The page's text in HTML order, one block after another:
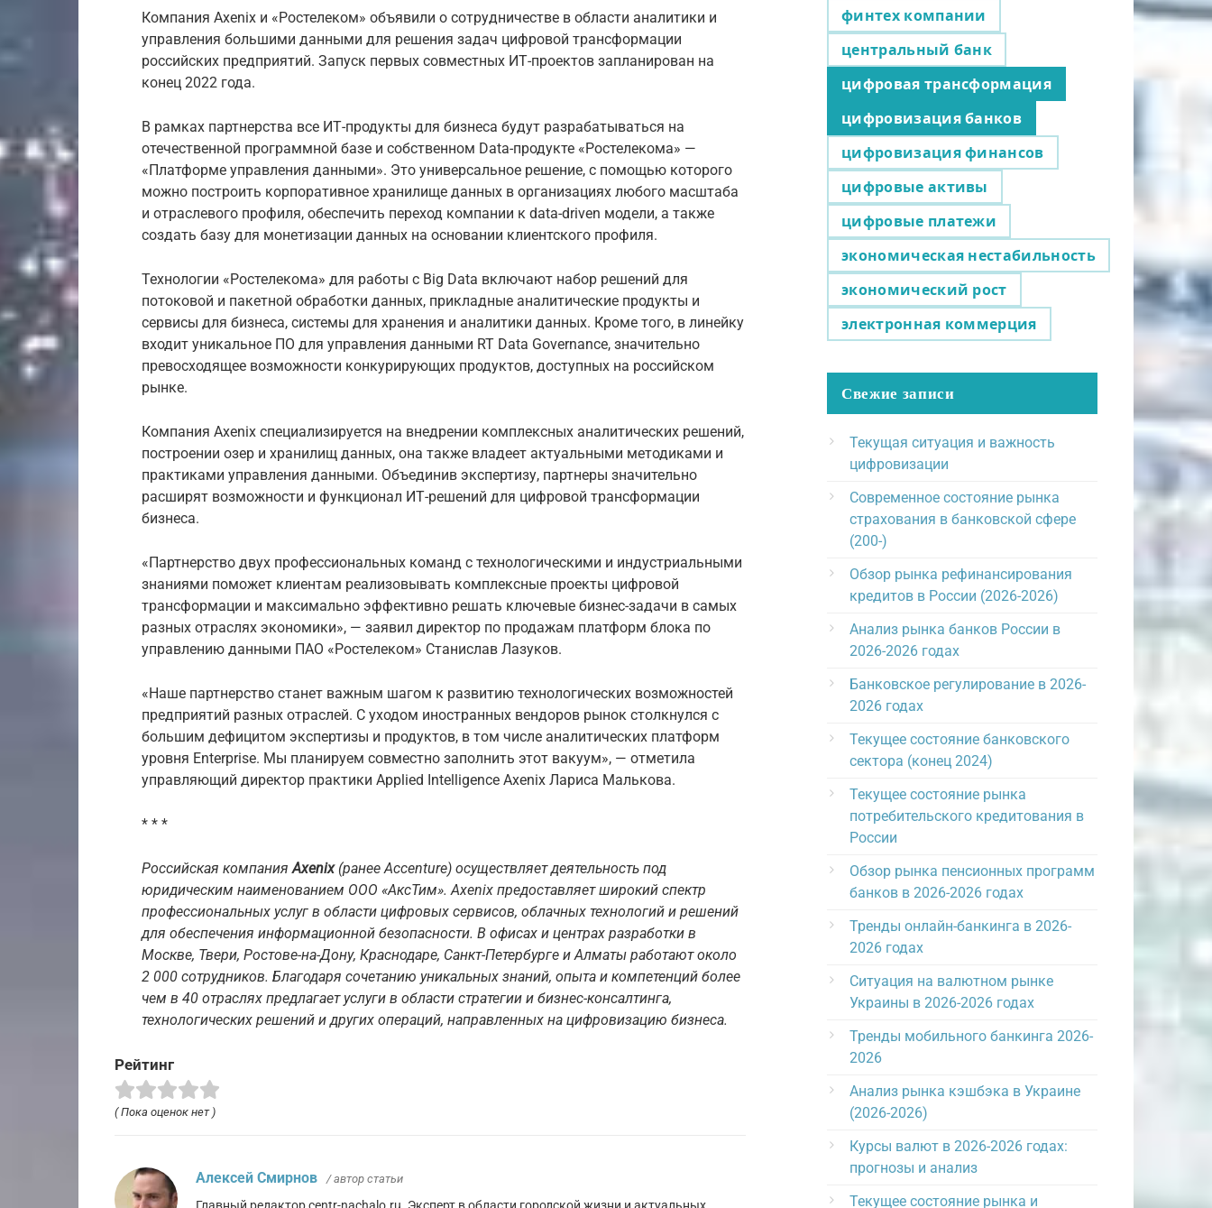
Компания Axenix и «Ростелеком» объявили о сотрудничестве в области аналитики и
управления большими данными для решения задач цифровой трансформации
российских предприятий. Запуск первых совместных ИТ-проектов запланирован на
конец 2022 года.
В рамках партнерства все ИТ-продукты для бизнеса будут разрабатываться на
отечественной программной базе и собственном Data-продукте «Ростелекома» —
«Платформе управления данными». Это универсальное решение, с помощью которого
можно построить корпоративное хранилище данных в организациях любого масштаба
и отраслевого профиля, обеспечить переход компании к data-driven модели, а также
создать базу для монетизации данных на основании клиентского профиля.
Технологии «Ростелекома» для работы с Big Data включают набор решений для
потоковой и пакетной обработки данных, прикладные аналитические продукты и
сервисы для бизнеса, системы для хранения и аналитики данных. Кроме того, в линейку
входит уникальное ПО для управления данными RT Data Governance, значительно
превосходящее возможности конкурирующих продуктов, доступных на российском
рынке.
Компания Axenix специализируется на внедрении комплексных аналитических решений,
построении озер и хранилищ данных, она также владеет актуальными методиками и
практиками управления данными. Объединив экспертизу, партнеры значительно
расширят возможности и функционал ИТ-решений для цифровой трансформации
бизнеса.
«Партнерство двух профессиональных команд с технологическими и индустриальными
знаниями поможет клиентам реализовывать комплексные проекты цифровой
трансформации и максимально эффективно решать ключевые бизнес-задачи в самых
разных отраслях экономики», — заявил директор по продажам платформ блока по
управлению данными ПАО «Ростелеком» Станислав Лазуков.
«Наше партнерство станет важным шагом к развитию технологических возможностей
предприятий разных отраслей. С уходом иностранных вендоров рынок столкнулся с
большим дефицитом экспертизы и продуктов, в том числе аналитических платформ
уровня Enterprise. Мы планируем совместно заполнить этот вакуум», — отметила
управляющий директор практики Applied Intelligence Axenix Лариса Малькова.
* * *
Российская компания Axenix(ранее Accenture) осуществляет деятельность под
юридическим наименованием ООО «АксТим». Axenix предоставляeт широкий спектр
профессиональных услуг в области цифровых сервисов, облачных технологий и решений
для обеспечения информационной безопасности. В офисах и центрах разработки в
Москве, Твери, Ростове-на-Дону, Краснодаре, Санкт-Петербурге и Алматы работают около
2 000 сотрудников. Благодаря сочетанию уникальных знаний, опыта и компетенций более
чем в 40 отраслях предлагает услуги в области стратегии и бизнес-консалтинга,
технологических решений и других операций, направленных на цифровизацию бизнеса.
Рейтинг
( Пока оценок нет )
Алексей Смирнов / автор статьи
финтех компании
центральный банк
цифровая трансформация
цифровизация банков
цифровизация финансов
цифровые активы
цифровые платежи
экономическая нестабильность
экономический рост
электронная коммерция
Свежие записи
Текущая ситуация и важность
цифровизации
Современное состояние рынка
страхования в банковской сфере
(200-)
Обзор рынка рефинансирования
кредитов в России (2026-2026)
Анализ рынка банков России в
2026-2026 годах
Банковское регулирование в 2026-
2026 годах
Текущее состояние банковского
сектора (конец 2024)
Текущее состояние рынка
потребительского кредитования в
России
Обзор рынка пенсионных программ
банков в 2026-2026 годах
Тренды онлайн-банкинга в 2026-
2026 годах
Ситуация на валютном рынке
Украины в 2026-2026 годах
Тренды мобильного банкинга 2026-
2026
Анализ рынка кэшбэка в Украине
(2026-2026)
Курсы валют в 2026-2026 годах:
прогнозы и анализ
Текущее состояние рынка и